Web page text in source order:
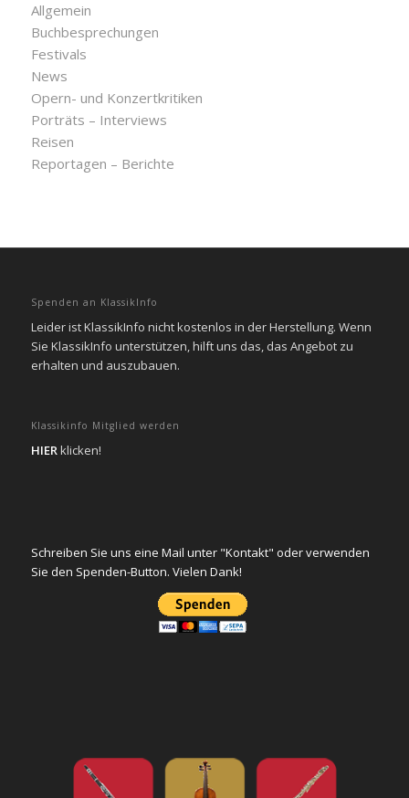
Allgemein
Buchbesprechungen
Festivals
News
Opern- und Konzertkritiken
Porträts – Interviews
Reisen
Reportagen – Berichte
Spenden an KlassikInfo
Leider ist KlassikInfo nicht kostenlos in der Herstellung. Wenn
Sie KlassikInfo unterstützen, hilft uns das, das Angebot zu
erhalten und auszubauen.
Klassikinfo Mitglied werden
HIERklicken!
Schreiben Sie uns eine Mail unter "Kontakt" oder verwenden
Sie den Spenden-Button. Vielen Dank!